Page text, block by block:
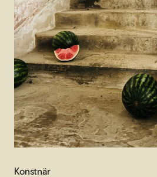
Konstnär